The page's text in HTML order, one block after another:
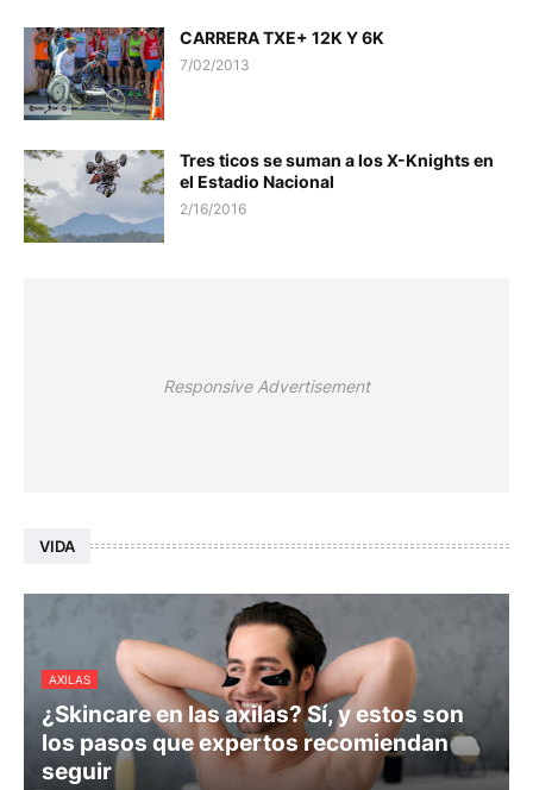
CARRERA TXE+ 12K Y 6K
7/02/2013
Tres ticos se suman a los X-Knights en
el Estadio Nacional
2/16/2016
Responsive Advertisement
VIDA
AXILAS
¿Skincare en las axilas? Sí, y estos son
los pasos que expertos recomiendan
seguir